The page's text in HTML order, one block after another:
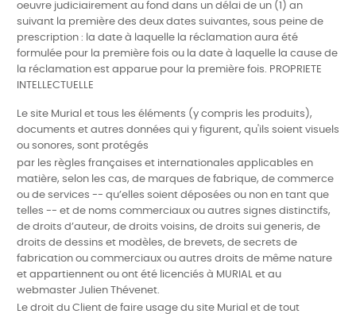
oeuvre judiciairement au fond dans un délai de un (1) an
suivant la première des deux dates suivantes, sous peine de
prescription : la date à laquelle la réclamation aura été
formulée pour la première fois ou la date à laquelle la cause de
la réclamation est apparue pour la première fois. PROPRIETE
INTELLECTUELLE
Le site Murial et tous les éléments (y compris les produits),
documents et autres données qui y figurent, qu'ils soient visuels
ou sonores, sont protégés
par les règles françaises et internationales applicables en
matière, selon les cas, de marques de fabrique, de commerce
ou de services -- qu’elles soient déposées ou non en tant que
telles -- et de noms commerciaux ou autres signes distinctifs,
de droits d’auteur, de droits voisins, de droits sui generis, de
droits de dessins et modèles, de brevets, de secrets de
fabrication ou commerciaux ou autres droits de même nature
et appartiennent ou ont été licenciés à MURIAL et au
webmaster Julien Thévenet.
Le droit du Client de faire usage du site Murial et de tout